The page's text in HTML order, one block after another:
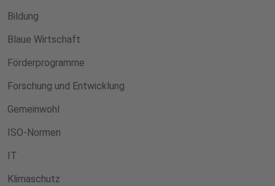
Bildung
Blaue Wirtschaft
Förderprogramme
Forschung und Entwicklung
Gemeinwohl
ISO-Normen
IT
Klimaschutz